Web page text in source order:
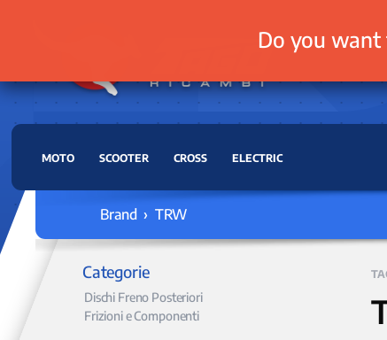
MOTO SCOOTER CROSS ELECTRIC
Brand › TRW
Categorie
Dischi Freno Posteriori
Frizioni e Componenti
Do you want